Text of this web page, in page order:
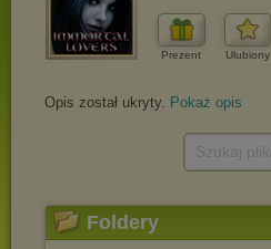
Prezent Ulubiony
Opis został ukryty. Pokaż opis
Foldery